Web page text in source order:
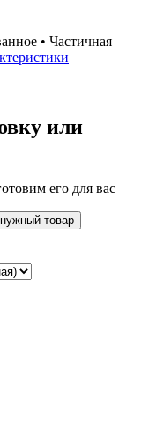
• Частичная
или
его для вас
товар